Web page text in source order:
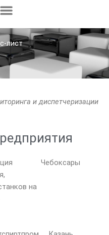
лист
и диспетчеризации
на
Чебоксары